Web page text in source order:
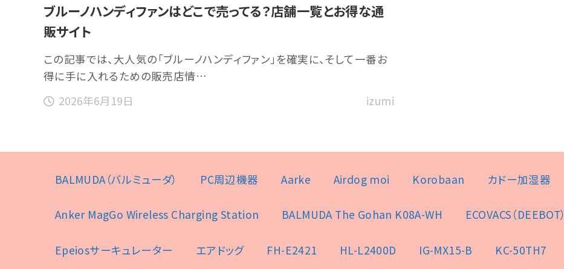
ブルーノハンディファンはどこで売ってる？店舗一覧とお得な通
販サイト
この記事では、大人気の「ブルーノハンディファン」を確実に、そして一番お
得に手に入れるための販売店情…
2026年6月19日
izumi
BALMUDA（バルミューダ） PC周辺機器 Aarke Airdog moi Korobaan カドー加湿器
Anker MagGo Wireless Charging Station BALMUDA The Gohan K08A-WH ECOVACS（DEEBOT）
Epeiosサーキュレーター エアドッグ FH-E2421 HL-L2400D IG-MX15-B KC-50TH7